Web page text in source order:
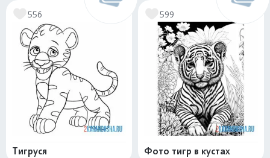
556
Тигруся
599
Фото тигр в кустах